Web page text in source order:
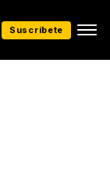
Suscríbete